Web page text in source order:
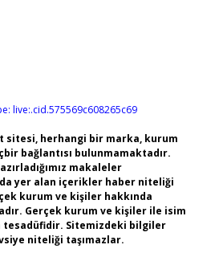
live:.cid.575569c608265c69
sitesi, herhangi bir marka, kurum
bağlantısı bulunmamaktadır.
makaleler
yer alan içerikler haber niteliği
kurum ve kişiler hakkında
Gerçek kurum ve kişiler ile isim
Sitemizdeki bilgiler
niteliği taşımazlar.